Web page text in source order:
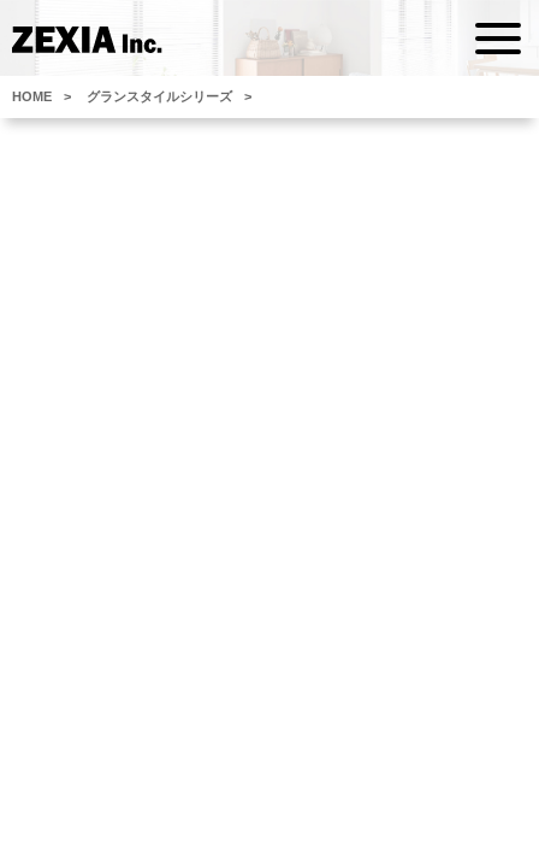
HOME グランスタイルシリーズ